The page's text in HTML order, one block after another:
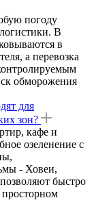
погоду
В
в
а перевозка
обморожения
для
зон?
кафе и
озеленение с
- Ховеи,
быстро